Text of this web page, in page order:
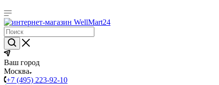
Ваш город
Москва
+7 (495) 223-92-10